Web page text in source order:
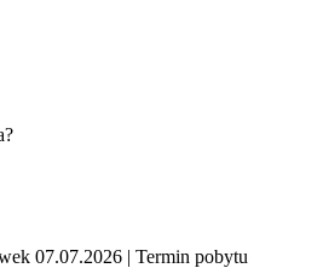
07.07.2026 | Termin pobytu